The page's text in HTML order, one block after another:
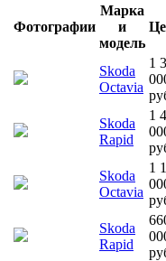
Фотографии
Марка
и
модель
Skoda
Octavia
1
Skoda
Rapid
1
Skoda
Octavia
1
Skoda
Rapid